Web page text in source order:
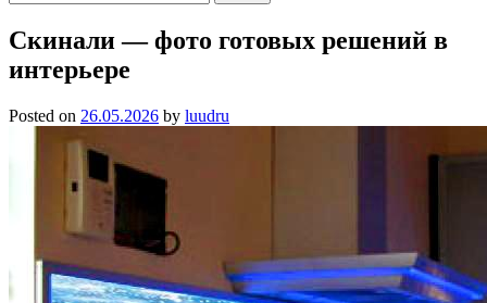
Скинали — фото готовых решений в
интерьере
Posted on 26.05.2026 by luudru